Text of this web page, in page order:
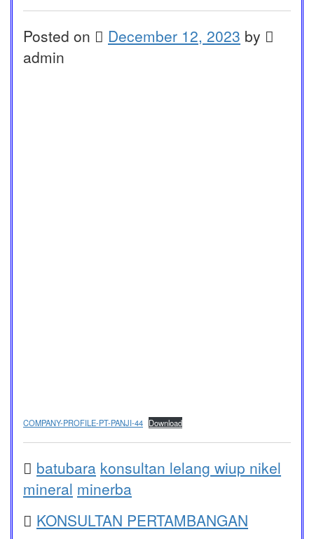
Posted on December 12, 2023 by
admin
COMPANY-PROFILE-PT-PANJI-44 Download
batubara konsultan lelang wiup nikel
mineral minerba
KONSULTAN PERTAMBANGAN